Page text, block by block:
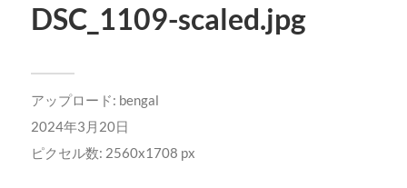
DSC_1109-scaled.jpg
アップロード: bengal
2024年3月20日
ピクセル数: 2560x1708 px